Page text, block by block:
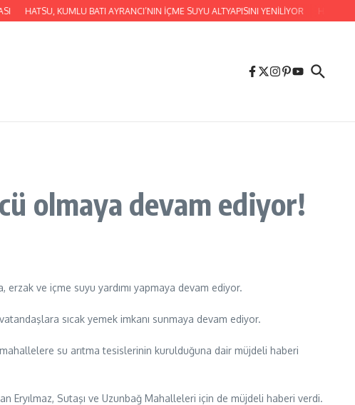
HATSU, KUMLU BATI AYRANCI’NIN İÇME SUYU ALTYAPISINI YENİLİYOR HATAY
olmaya devam ediyor!
erzak ve içme suyu yardımı yapmaya devam ediyor.
sıcak yemek imkanı sunmaya devam ediyor.
su arıtma tesislerinin kurulduğuna dair müjdeli haberi
Eryılmaz, Sutaşı ve Uzunbağ Mahalleleri için de müjdeli haberi verdi.